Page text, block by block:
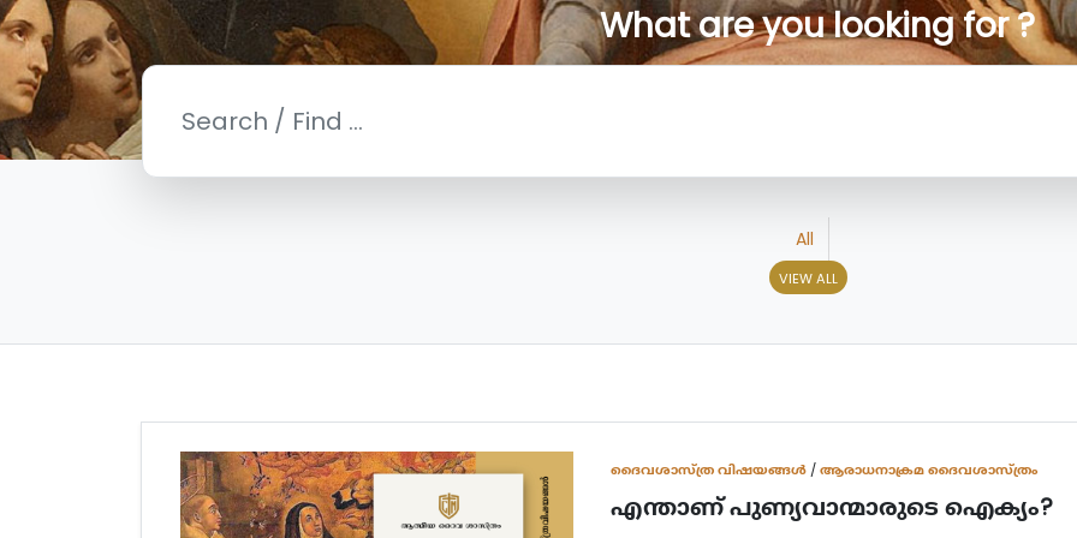
What are you looking for ?
All
VIEW ALL
ദൈവശാസ്ത്ര വിഷയങ്ങള്‍/ആരാധനാക്രമ ദൈവശാസ്ത്രം
എന്താണ് പുണ്യവാന്മാരുടെ ഐക്യം?